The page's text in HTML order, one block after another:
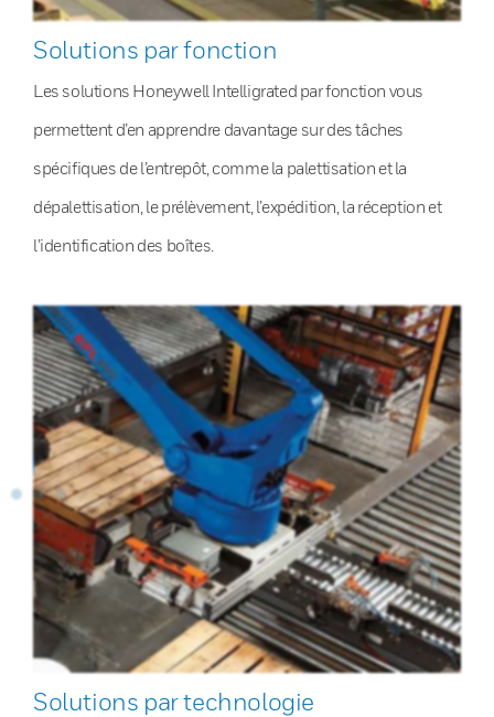
Solutions par fonction
Les solutions Honeywell Intelligrated par fonction vous
permettent d’en apprendre davantage sur des tâches
spécifiques de l’entrepôt, comme la palettisation et la
dépalettisation, le prélèvement, l’expédition, la réception et
l’identification des boîtes.
Solutions par technologie